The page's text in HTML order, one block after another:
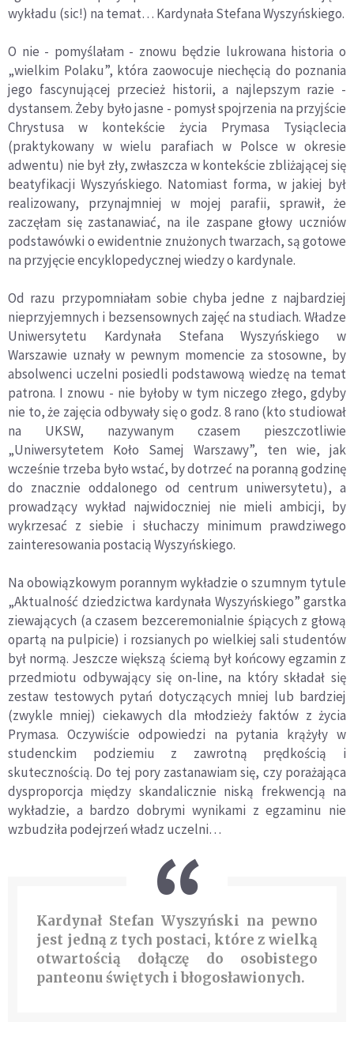
wykładu (sic!) na temat… Kardynała Stefana Wyszyńskiego.
O nie - pomyślałam - znowu będzie lukrowana historia o
„wielkim Polaku”, która zaowocuje niechęcią do poznania
jego fascynującej przecież historii, a najlepszym razie -
dystansem. Żeby było jasne - pomysł spojrzenia na przyjście
Chrystusa w kontekście życia Prymasa Tysiąclecia
(praktykowany w wielu parafiach w Polsce w okresie
adwentu) nie był zły, zwłaszcza w kontekście zbliżającej się
beatyfikacji Wyszyńskiego. Natomiast forma, w jakiej był
realizowany, przynajmniej w mojej parafii, sprawił, że
zaczęłam się zastanawiać, na ile zaspane głowy uczniów
podstawówki o ewidentnie znużonych twarzach, są gotowe
na przyjęcie encyklopedycznej wiedzy o kardynale.
Od razu przypomniałam sobie chyba jedne z najbardziej
nieprzyjemnych i bezsensownych zajęć na studiach. Władze
Uniwersytetu Kardynała Stefana Wyszyńskiego w
Warszawie uznały w pewnym momencie za stosowne, by
absolwenci uczelni posiedli podstawową wiedzę na temat
patrona. I znowu - nie byłoby w tym niczego złego, gdyby
nie to, że zajęcia odbywały się o godz. 8 rano (kto studiował
na UKSW, nazywanym czasem pieszczotliwie
„Uniwersytetem Koło Samej Warszawy”, ten wie, jak
wcześnie trzeba było wstać, by dotrzeć na poranną godzinę
do znacznie oddalonego od centrum uniwersytetu), a
prowadzący wykład najwidoczniej nie mieli ambicji, by
wykrzesać z siebie i słuchaczy minimum prawdziwego
zainteresowania postacią Wyszyńskiego.
Na obowiązkowym porannym wykładzie o szumnym tytule
„Aktualność dziedzictwa kardynała Wyszyńskiego” garstka
ziewających (a czasem bezceremonialnie śpiących z głową
opartą na pulpicie) i rozsianych po wielkiej sali studentów
był normą. Jeszcze większą ściemą był końcowy egzamin z
przedmiotu odbywający się on-line, na który składał się
zestaw testowych pytań dotyczących mniej lub bardziej
(zwykle mniej) ciekawych dla młodzieży faktów z życia
Prymasa. Oczywiście odpowiedzi na pytania krążyły w
studenckim podziemiu z zawrotną prędkością i
skutecznością. Do tej pory zastanawiam się, czy porażająca
dysproporcja między skandalicznie niską frekwencją na
wykładzie, a bardzo dobrymi wynikami z egzaminu nie
wzbudziła podejrzeńwładz uczelni…
Kardynał Stefan Wyszyński na pewno
jest jedną z tych postaci, które z wielką
otwartością dołączę do osobistego
panteonu świętych i błogosławionych.